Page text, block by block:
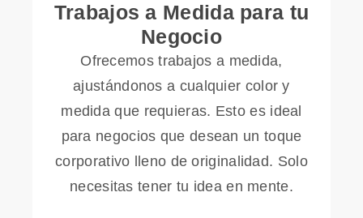
Trabajos a Medida para tu
Negocio
Ofrecemos trabajos a medida,
ajustándonos a cualquier color y
medida que requieras. Esto es ideal
para negocios que desean un toque
corporativo lleno de originalidad. Solo
necesitas tener tu idea en mente.